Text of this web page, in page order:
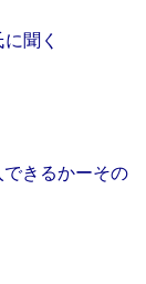
聞く
きるかーその